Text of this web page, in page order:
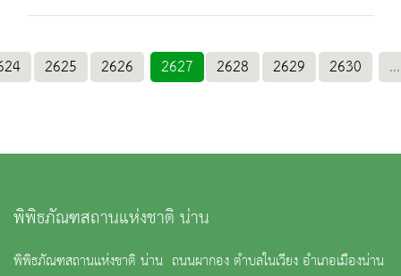
2625 2626 2627 2628 2629 2630 ...
พิพิธภัณฑสถานแห่งชาติ น่าน
พิพิธภัณฑสถานแห่งชาติ น่าน ถนนผากอง ตำบลในเวียง อำเภอเมืองน่าน